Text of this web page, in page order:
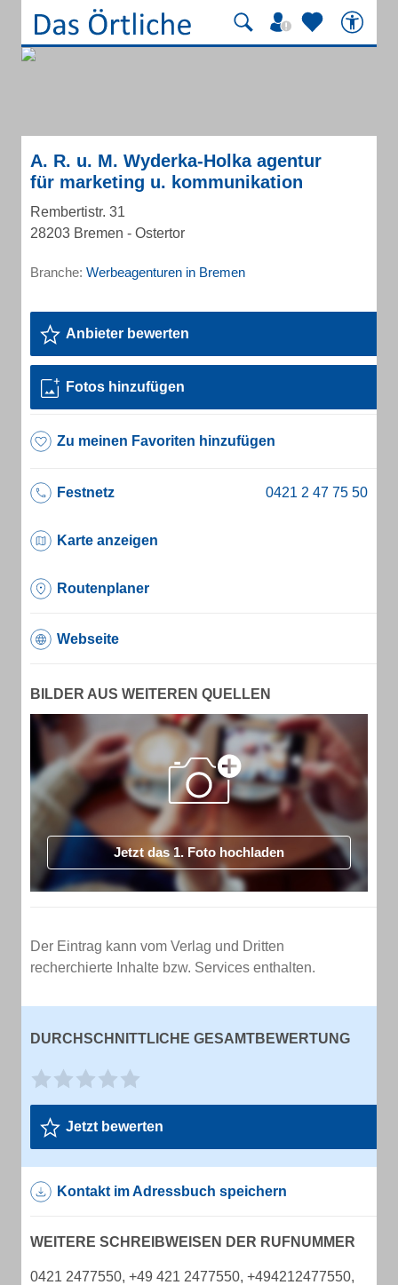
A. R. u. M. Wyderka-Holka agentur
für marketing u. kommunikation
Rembertistr. 31
28203 Bremen - Ostertor
Branche: Werbeagenturen in Bremen
Anbieter bewerten
Fotos hinzufügen
Zu meinen Favoriten hinzufügen
Festnetz
Karte anzeigen
Routenplaner
Webseite
BILDER AUS WEITEREN QUELLEN
Jetzt das 1. Foto hochladen
Der Eintrag kann vom Verlag und Dritten
recherchierte Inhalte bzw. Services enthalten.
DURCHSCHNITTLICHE GESAMTBEWERTUNG
Jetzt bewerten
Kontakt im Adressbuch speichern
WEITERE SCHREIBWEISEN DER RUFNUMMER
0421 2477550, +49 421 2477550, +494212477550,